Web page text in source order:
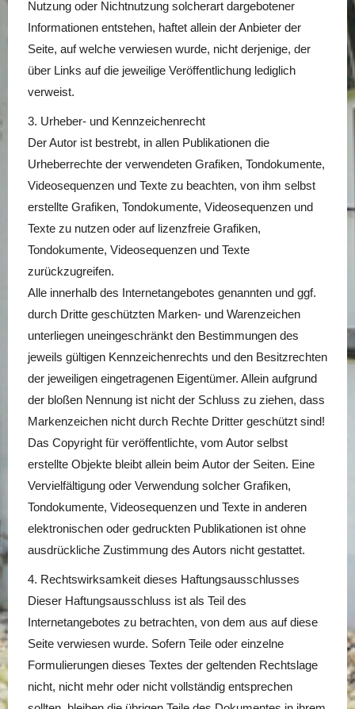
Nutzung oder Nichtnutzung solcherart dargebotener
Informationen entstehen, haftet allein der Anbieter der
Seite, auf welche verwiesen wurde, nicht derjenige, der
über Links auf die jeweilige Veröffentlichung lediglich
verweist.
3. Urheber- und Kennzeichenrecht
Der Autor ist bestrebt, in allen Publikationen die
Urheberrechte der verwendeten Grafiken, Tondokumente,
Videosequenzen und Texte zu beachten, von ihm selbst
erstellte Grafiken, Tondokumente, Videosequenzen und
Texte zu nutzen oder auf lizenzfreie Grafiken,
Tondokumente, Videosequenzen und Texte
zurückzugreifen.
Alle innerhalb des Internetangebotes genannten und ggf.
durch Dritte geschützten Marken- und Warenzeichen
unterliegen uneingeschränkt den Bestimmungen des
jeweils gültigen Kennzeichenrechts und den Besitzrechten
der jeweiligen eingetragenen Eigentümer. Allein aufgrund
der bloßen Nennung ist nicht der Schluss zu ziehen, dass
Markenzeichen nicht durch Rechte Dritter geschützt sind!
Das Copyright für veröffentlichte, vom Autor selbst
erstellte Objekte bleibt allein beim Autor der Seiten. Eine
Vervielfältigung oder Verwendung solcher Grafiken,
Tondokumente, Videosequenzen und Texte in anderen
elektronischen oder gedruckten Publikationen ist ohne
ausdrückliche Zustimmung des Autors nicht gestattet.
4. Rechtswirksamkeit dieses Haftungsausschlusses
Dieser Haftungsausschluss ist als Teil des
Internetangebotes zu betrachten, von dem aus auf diese
Seite verwiesen wurde. Sofern Teile oder einzelne
Formulierungen dieses Textes der geltenden Rechtslage
nicht, nicht mehr oder nicht vollständig entsprechen